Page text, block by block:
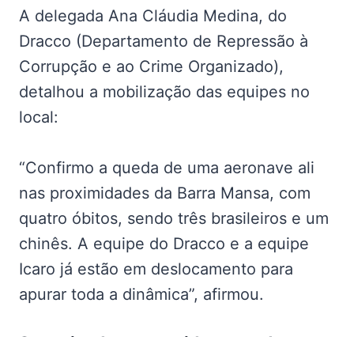
A delegada Ana Cláudia Medina, do
Dracco (Departamento de Repressão à
Corrupção e ao Crime Organizado),
detalhou a mobilização das equipes no
local:
“Confirmo a queda de uma aeronave ali
nas proximidades da Barra Mansa, com
quatro óbitos, sendo três brasileiros e um
chinês. A equipe do Dracco e a equipe
Icaro já estão em deslocamento para
apurar toda a dinâmica”, afirmou.